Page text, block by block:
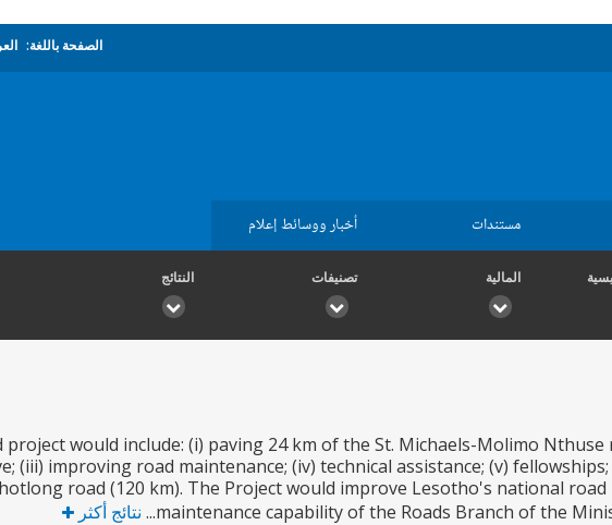
الصفحة باللغة:
مستندات أخبار ووسائط إعلام
المالية تصنيفات النتائج
would include: (i) paving 24 km of the St. Michaels-Molimo
(iii) improving road maintenance; (iv) technical assistance; (v)
road (120 km). The Project would improve Lesotho's national
maintenance capability of the Roads Branch of the
نتائج أكثر